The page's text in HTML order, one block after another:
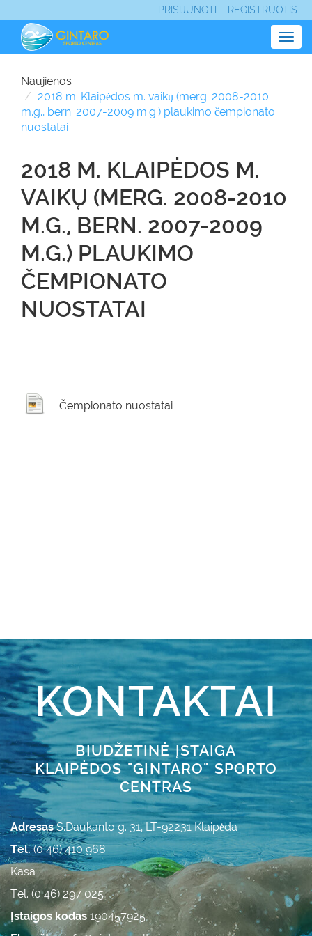
PRISIJUNGTI REGISTRUOTIS
Naujienos
2018 m. Klaipėdos m. vaikų (merg. 2008-2010
m.g., bern. 2007-2009 m.g.) plaukimo čempionato
nuostatai
2018 M. KLAIPĖDOS M.
VAIKŲ (MERG. 2008-2010
M.G., BERN. 2007-2009
M.G.) PLAUKIMO
ČEMPIONATO
NUOSTATAI
Čempionato nuostatai
KONTAKTAI
BIUDŽETINĖ ĮSTAIGA
KLAIPĖDOS "GINTARO" SPORTO
CENTRAS
AdresasS.Daukanto g. 31, LT-92231 Klaipėda
Tel.(0 46) 410 968
Kasa
Tel. (0 46) 297 025
Įstaigos kodas 190457925